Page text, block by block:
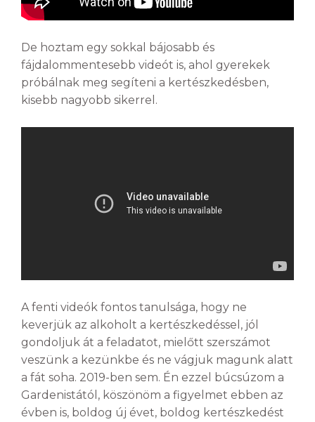
De hoztam egy sokkal bájosabb és
fájdalommentesebb videót is, ahol gyerekek
próbálnak meg segíteni a kertészkedésben,
kisebb nagyobb sikerrel.
A fenti videók fontos tanulsága, hogy ne
keverjük az alkoholt a kertészkedéssel, jól
gondoljuk át a feladatot, mielőtt szerszámot
veszünk a kezünkbe és ne vágjuk magunk alatt
a fát soha. 2019-ben sem. Én ezzel búcsúzom a
Gardenistától, köszönöm a figyelmet ebben az
évben is, boldog új évet, boldog kertészkedést